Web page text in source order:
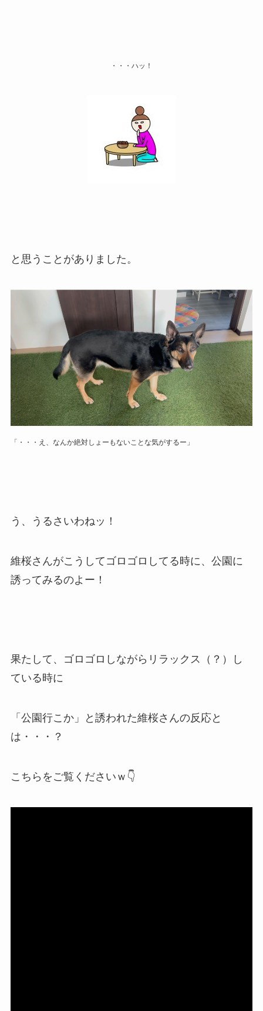
・・・ハッ！
と思うことがありました。
「・・・え、なんか絶対しょーもないことな気がするー」
う、うるさいわねッ！
維桜さんがこうしてゴロゴロしてる時に、公園に
誘ってみるのよー！
果たして、ゴロゴロしながらリラックス（？）し
ている時に
「公園行こか」と誘われた維桜さんの反応と
は・・・？
こちらをご覧くださいｗ👇